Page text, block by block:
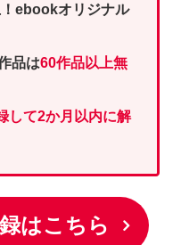
ebookオリジナル
品は60作品以上無
して2か月以内に解
はこちら